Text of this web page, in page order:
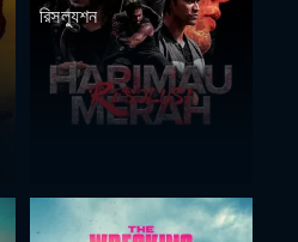
রিসল্যুশন